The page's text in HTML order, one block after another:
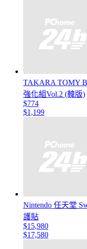
TAKARA TOMY
強化組Vol.2 (韓版)
$774
$1,199
Nintendo 任天堂
護貼
$15,980
$17,580